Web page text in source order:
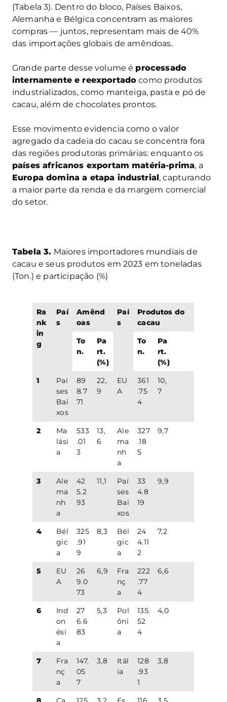
(Tabela 3). Dentro do bloco, Países Baixos,
Alemanha e Bélgica concentram as maiores
compras — juntos, representam mais de 40%
das importações globais de amêndoas.
Grande parte desse volume é processado
internamente e reexportado como produtos
industrializados, como manteiga, pasta e pó de
cacau, além de chocolates prontos.
Esse movimento evidencia como o valor
agregado da cadeia do cacau se concentra fora
das regiões produtoras primárias: enquanto os
países africanos exportam matéria-prima, a
Europa domina a etapa industrial, capturando
a maior parte da renda e da margem comercial
do setor.
Tabela 3. Maiores importadores mundiais de
cacau e seus produtos em 2023 em toneladas
(Ton.) e participação (%)
Ra
nk
in
g
Paí
s
Amênd
oas
Paí
s
Produtos do
cacau
To
n.
Pa
rt.
(%)
To
n.
Pa
rt.
(%)
1
Paí
ses
Bai
xos
89
8.7
71
22,
9
EU
A
361
.75
4
10,
7
2
Ma
lási
a
533
.01
3
13,
6
Ale
ma
nh
a
327
.18
5
9,7
3
Ale
ma
nh
a
42
5.2
93
11,1
Paí
ses
Bai
xos
33
4.8
19
9,9
4
Bél
gic
a
325
.91
9
8,3
Bél
gic
a
24
4.11
2
7,2
5
EU
A
26
9.0
73
6,9
Fra
nç
a
222
.77
4
6,6
6
Ind
on
ési
a
27
6.6
83
5,3
Pol
ôni
a
135.
52
4
4,0
7
Fra
nç
a
147.
05
7
3,8
Itál
ia
128
.93
1
3,8